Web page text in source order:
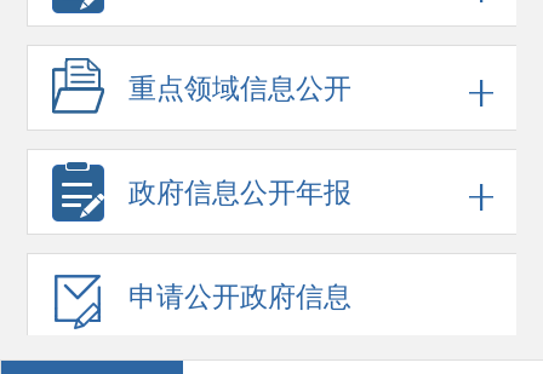
重点领域信息公开
政府信息公开年报
申请公开政府信息